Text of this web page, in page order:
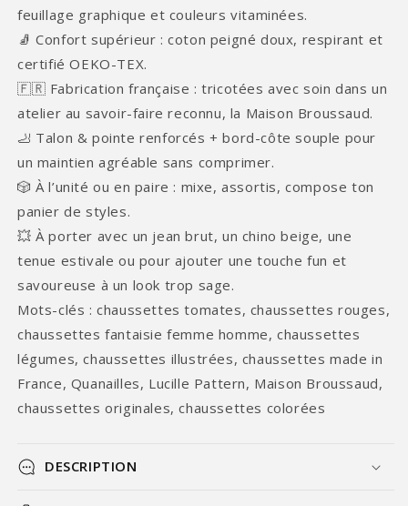
feuillage graphique et couleurs vitaminées.
🧦 Confort supérieur : coton peigné doux, respirant et
certifié OEKO-TEX.
🇫🇷 Fabrication française : tricotées avec soin dans un
atelier au savoir-faire reconnu, la Maison Broussaud.
🦶 Talon & pointe renforcés + bord-côte souple pour
un maintien agréable sans comprimer.
🎲 À l’unité ou en paire : mixe, assortis, compose ton
panier de styles.
💥 À porter avec un jean brut, un chino beige, une
tenue estivale ou pour ajouter une touche fun et
savoureuse à un look trop sage.
Mots-clés : chaussettes tomates, chaussettes rouges,
chaussettes fantaisie femme homme, chaussettes
légumes, chaussettes illustrées, chaussettes made in
France, Quanailles, Lucille Pattern, Maison Broussaud,
chaussettes originales, chaussettes colorées
DESCRIPTION